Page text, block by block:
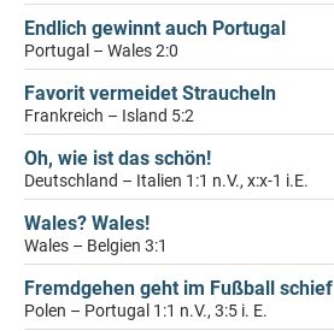
Endlich gewinnt auch Portugal
Portugal – Wales 2:0
Favorit vermeidet Straucheln
Frankreich – Island 5:2
Oh, wie ist das schön!
Deutschland – Italien 1:1 n.V., x:x-1 i.E.
Wales? Wales!
Wales – Belgien 3:1
Fremdgehen geht im Fußball schief
Polen – Portugal 1:1 n.V., 3:5 i. E.